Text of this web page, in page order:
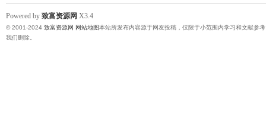
Powered by 致富资源网 X3.4
© 2001-2024 致富资源网 网站地图本站所发布内容源于网友投稿，仅限于小范围内学习和文献参
我们删除。